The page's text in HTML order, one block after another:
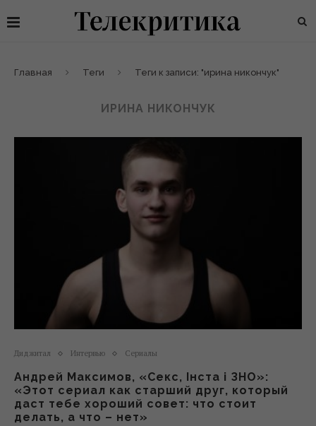
Главная Теги Теги к записи: "ирина никончук"
ИРИНА НИКОНЧУК
Диджитал Интервью Сериалы
Андрей Максимов, «Секс, Інста і ЗНО»:
«Этот сериал как старший друг, который
даст тебе хороший совет: что стоит
делать, а что – нет»